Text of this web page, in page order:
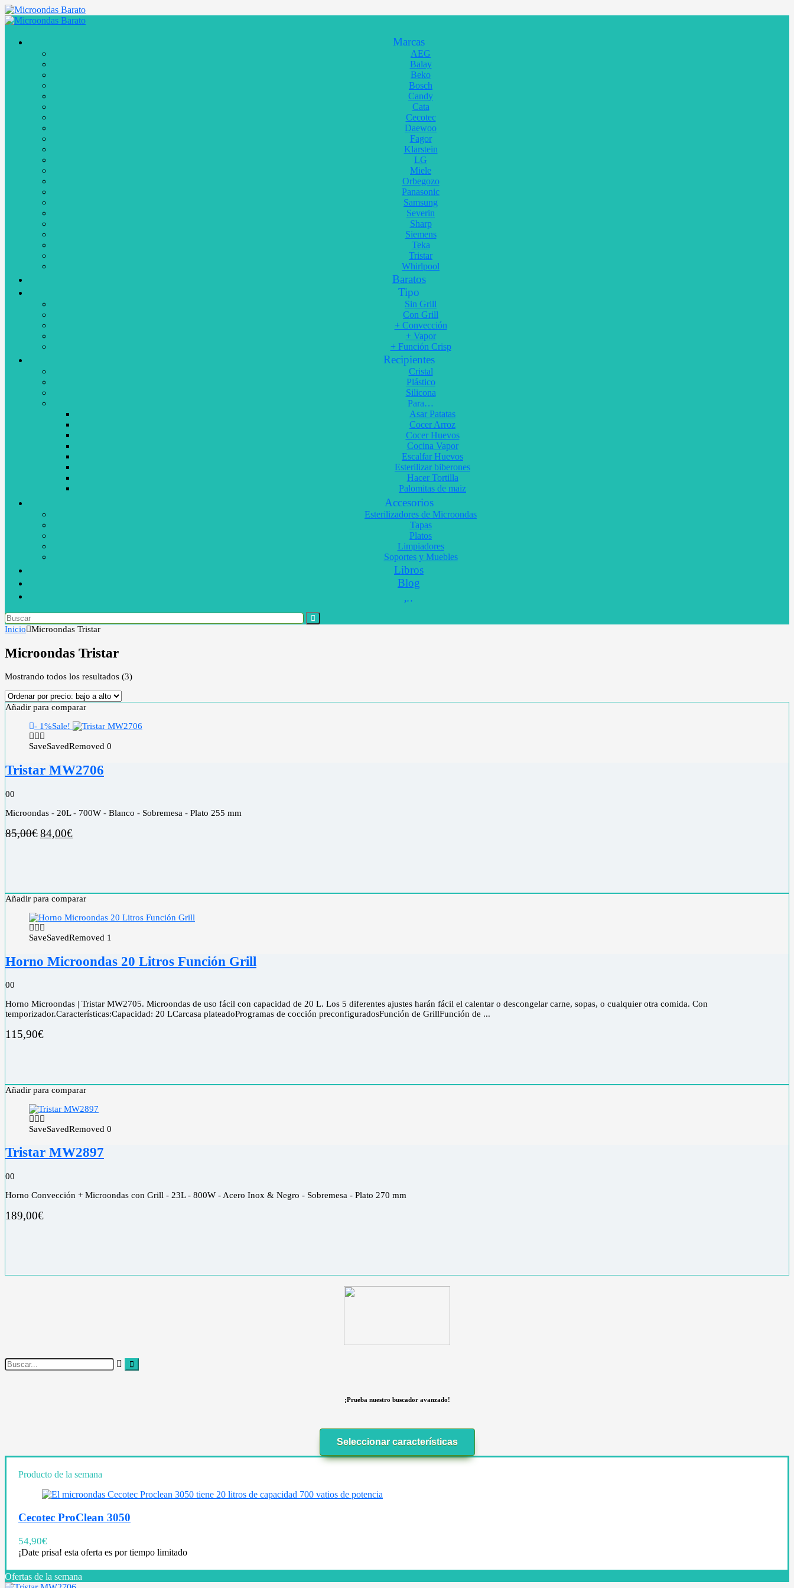
Marcas
AEG
Balay
Beko
Bosch
Candy
Cata
Cecotec
Daewoo
Fagor
Klarstein
LG
Miele
Orbegozo
Panasonic
Samsung
Severin
Sharp
Siemens
Teka
Tristar
Whirlpool
Baratos
Tipo
Sin Grill
Con Grill
+ Convección
+ Vapor
+ Función Crisp
Recipientes
Cristal
Plástico
Silicona
Para…
Asar Patatas
Cocer Arroz
Cocer Huevos
Cocina Vapor
Escalfar Huevos
Esterilizar biberones
Hacer Tortilla
Palomitas de maiz
Accesorios
Esterilizadores de Microondas
Tapas
Platos
Limpiadores
Soportes y Muebles
Libros
Blog
Inicio Microondas Tristar
Microondas Tristar
Mostrando todos los resultados (3)
Añadir para comparar
- 1%Sale!
SaveSavedRemoved 0
Tristar MW2706
00
Microondas - 20L - 700W - Blanco - Sobremesa - Plato 255 mm
85,00€84,00€
Añadir para comparar
SaveSavedRemoved 1
Horno Microondas 20 Litros Función Grill
00
Horno Microondas | Tristar MW2705. Microondas de uso fácil con capacidad de 20 L. Los 5 diferentes ajustes harán fácil el calentar o descongelar carne, sopas, o cualquier otra comida. Con
temporizador.Características:Capacidad: 20 LCarcasa plateadoProgramas de cocción preconfiguradosFunción de GrillFunción de ...
115,90€
Añadir para comparar
SaveSavedRemoved 0
Tristar MW2897
00
Horno Convección + Microondas con Grill - 23L - 800W - Acero Inox & Negro - Sobremesa - Plato 270 mm
189,00€
¡Prueba nuestro buscador avanzado!
Seleccionar características
Producto de la semana
Cecotec ProClean 3050
54,90€
¡Date prisa! esta oferta es por tiempo limitado
Ofertas de la semana